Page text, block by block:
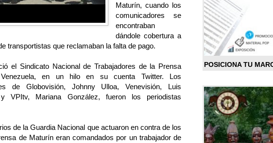
Maturín, cuando los
comunicadores se
encontraban
dándole cobertura a
transportistas que reclamaban la falta de pago.
el Sindicato Nacional de Trabajadores de la Prensa
en un hilo en su cuenta Twitter. Los
de Globovisión, Johnny Ulloa, Venevisión, Luis
y VPItv, Mariana González, fueron los periodistas
de la Guardia Nacional que actuaron en contra de los
de Maturín eran comandados por un trabajador de
POSICIONA TU